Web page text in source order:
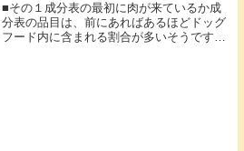
■その１成分表の最初に肉が来ているか成
分表の品目は、前にあればあるほどドッグ
フード内に含まれる割合が多いそうです。